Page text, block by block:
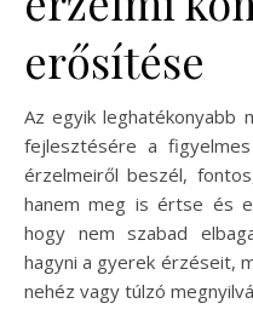
erősítése
Az egyik leghatékonyabb
fejlesztésére a
érzelmeiről beszél,
hanem meg is értse és
hogy nem szabad
hagyni a gyerek érzéseit,
nehéz vagy túlzó